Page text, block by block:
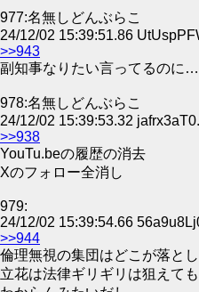
977:名無しどんぶらこ
24/12/02 15:39:51.86
>>943
副知事なりたい言ってるのに
978:名無しどんぶらこ
24/12/02 15:39:53.32
>>938
YouTu.beの履歴の消去
Xのフォロー全消し
979:
24/12/02 15:39:54.66
>>944
倫理無視の集団はどこが落と
立花は法律ギリギリは狙えて